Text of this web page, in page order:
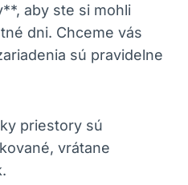
aby ste si mohli
dni. Chceme vás
sú pravidelne
priestory sú
vrátane